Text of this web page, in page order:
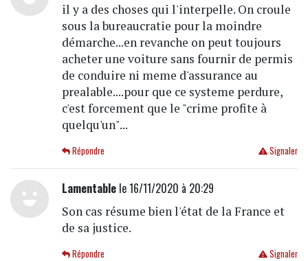
il y a des choses qui l'interpelle. On croule
sous la bureaucratie pour la moindre
démarche...en revanche on peut toujours
acheter une voiture sans fournir de permis
de conduire ni meme d'assurance au
prealable....pour que ce systeme perdure,
c'est forcement que le "crime profite à
quelqu'un"...
Signaler
Répondre
Lamentablele 16/11/2020 à 20:29
Son cas résume bien l'état de la France et
de sa justice.
Signaler
Répondre